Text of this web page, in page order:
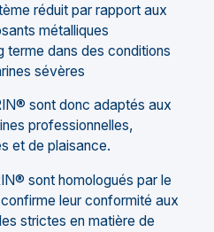
réduit par rapport aux
métalliques
terme dans des conditions
sévères
sont donc adaptés aux
professionnelles,
et de plaisance.
sont homologués par le
leur conformité aux
strictes en matière de